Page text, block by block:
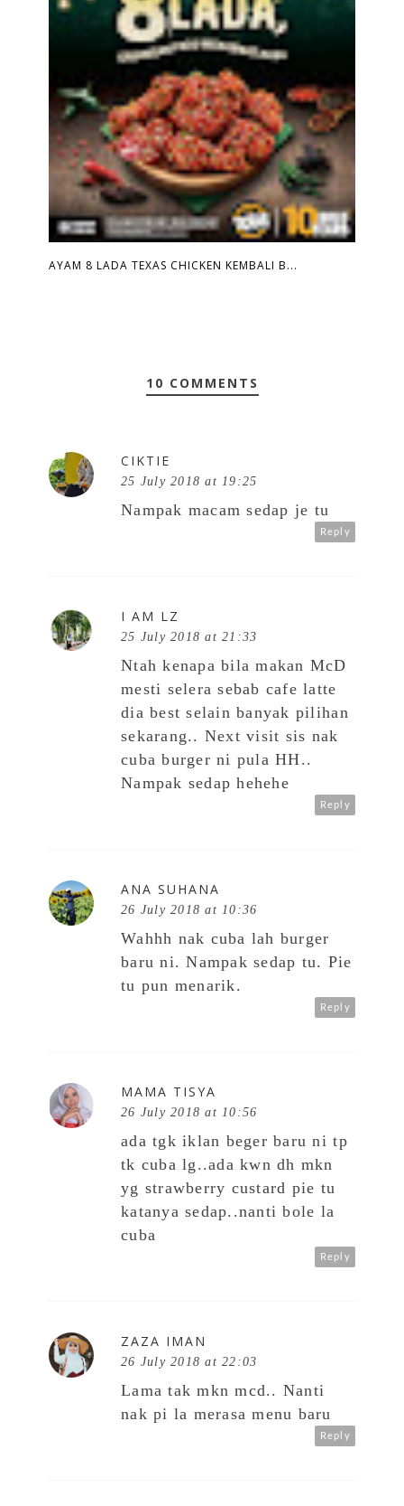
AYAM 8 LADA TEXAS CHICKEN KEMBALI B...
10 COMMENTS
CIKTIE
25 July 2018 at 19:25
Nampak macam sedap je tu
Reply
I AM LZ
25 July 2018 at 21:33
Ntah kenapa bila makan McD
mesti selera sebab cafe latte
dia best selain banyak pilihan
sekarang.. Next visit sis nak
cuba burger ni pula HH..
Nampak sedap hehehe
Reply
ANA SUHANA
26 July 2018 at 10:36
Wahhh nak cuba lah burger
baru ni. Nampak sedap tu. Pie
tu pun menarik.
Reply
MAMA TISYA
26 July 2018 at 10:56
ada tgk iklan beger baru ni tp
tk cuba lg..ada kwn dh mkn
yg strawberry custard pie tu
katanya sedap..nanti bole la
cuba
Reply
ZAZA IMAN
26 July 2018 at 22:03
Lama tak mkn mcd.. Nanti
nak pi la merasa menu baru
Reply